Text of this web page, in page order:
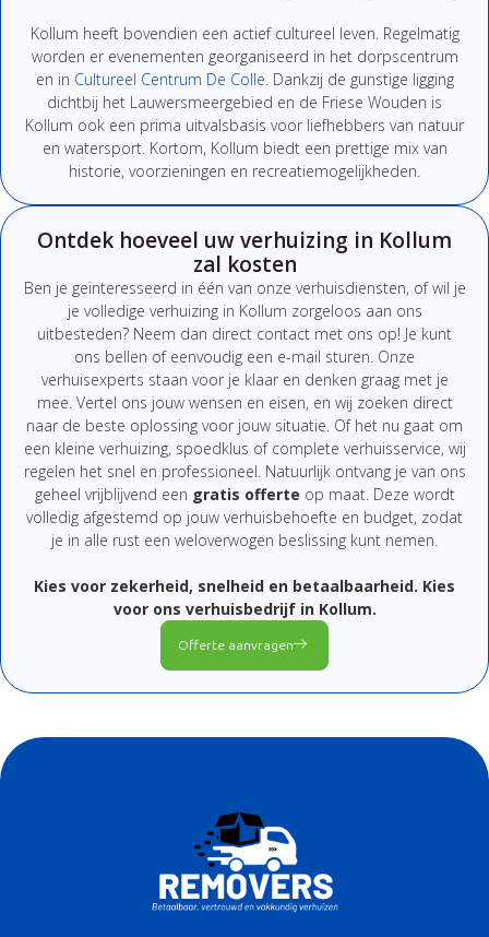
Kollum heeft bovendien een actief cultureel leven. Regelmatig
worden er evenementen georganiseerd in het dorpscentrum
en in Cultureel Centrum De Colle. Dankzij de gunstige ligging
dichtbij het Lauwersmeergebied en de Friese Wouden is
Kollum ook een prima uitvalsbasis voor liefhebbers van natuur
en watersport. Kortom, Kollum biedt een prettige mix van
historie, voorzieningen en recreatiemogelijkheden.
Ontdek hoeveel uw verhuizing in Kollum
zal kosten
Ben je geïnteresseerd in één van onze verhuisdiensten, ofwil je
je volledige verhuizing in Kollum zorgeloos aan ons
uitbesteden? Neem dan direct contact met ons op! Je kunt
ons bellen of eenvoudig een e-mail sturen. Onze
verhuisexperts staan voor je klaar en denken graag met je
mee. Vertel ons jouw wensen en eisen, en wij zoeken direct
naar de beste oplossing voor jouw situatie. Of het nu gaat om
een kleine verhuizing, spoedklus of complete verhuisservice, wij
regelen het snel en professioneel. Natuurlijk ontvang je van ons
geheel vrijblijvend een gratis offerte op maat. Deze wordt
volledig afgestemd op jouw verhuisbehoefte en budget, zodat
je in alle rust een weloverwogen beslissing kunt nemen.
Kies voor zekerheid, snelheid en betaalbaarheid. Kies
voor ons verhuisbedrijf in Kollum.
Offerte aanvragen